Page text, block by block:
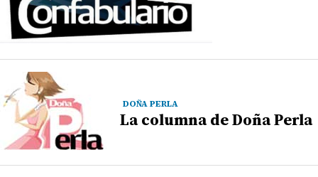
DOÑA PERLA
La columna de Doña Perla